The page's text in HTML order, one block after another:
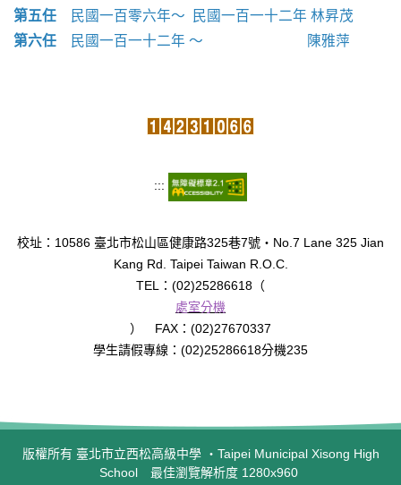
第五任 民國一百零六年～ 民國一百一十二年 林昇茂
第六任 民國一百一十二年 ～ 陳雅萍
:::
校址：10586 臺北市松山區健康路325巷7號‧No.7 Lane 325 Jian
Kang Rd. Taipei Taiwan R.O.C.
TEL：(02)25286618（
處室分機
） FAX：(02)27670337
學生請假專線：(02)25286618分機235
版權所有 臺北市立西松高級中學 ‧Taipei Municipal Xisong High
School 最佳瀏覽解析度 1280x960